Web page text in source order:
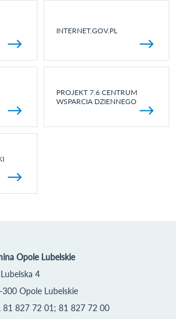
INTERNET.GOV.PL
PROJEKT 7.6 CENTRUM
WSPARCIA DZIENNEGO
Opole Lubelskie
4
300 Opole Lubelskie
81 827 72 01; 81 827 72 00